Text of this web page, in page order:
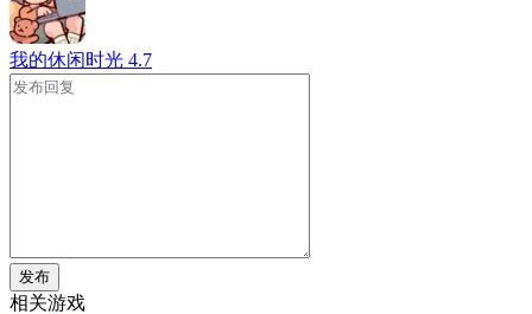
我的休闲时光 4.7
发布
相关游戏